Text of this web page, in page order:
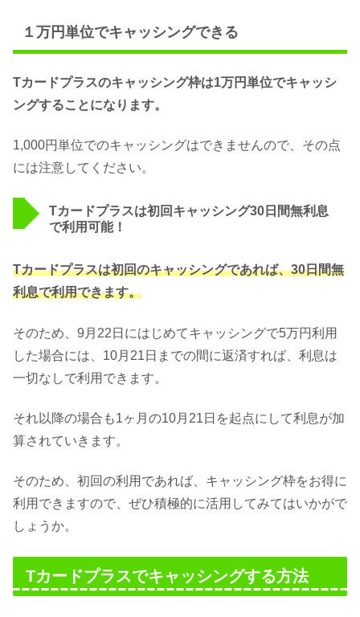
１万円単位でキャッシングできる
Tカードプラスのキャッシング枠は1万円単位でキャッシ
ングすることになります。
1,000円単位でのキャッシングはできませんので、その点
には注意してください。
Tカードプラスは初回キャッシング30日間無利息
で利用可能！
Tカードプラスは初回のキャッシングであれば、30日間無
利息で利用できます。
そのため、9月22日にはじめてキャッシングで5万円利用
した場合には、10月21日までの間に返済すれば、利息は
一切なしで利用できます。
それ以降の場合も1ヶ月の10月21日を起点にして利息が加
算されていきます。
そのため、初回の利用であれば、キャッシング枠をお得に
利用できますので、ぜひ積極的に活用してみてはいかがで
しょうか。
Tカードプラスでキャッシングする方法